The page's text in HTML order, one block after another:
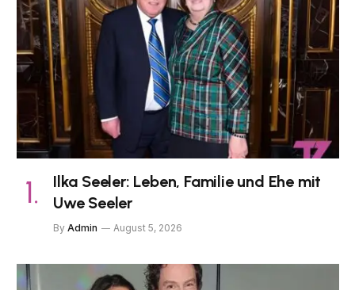
Ilka Seeler: Leben, Familie und Ehe mit
Uwe Seeler
By Admin August 5, 2026